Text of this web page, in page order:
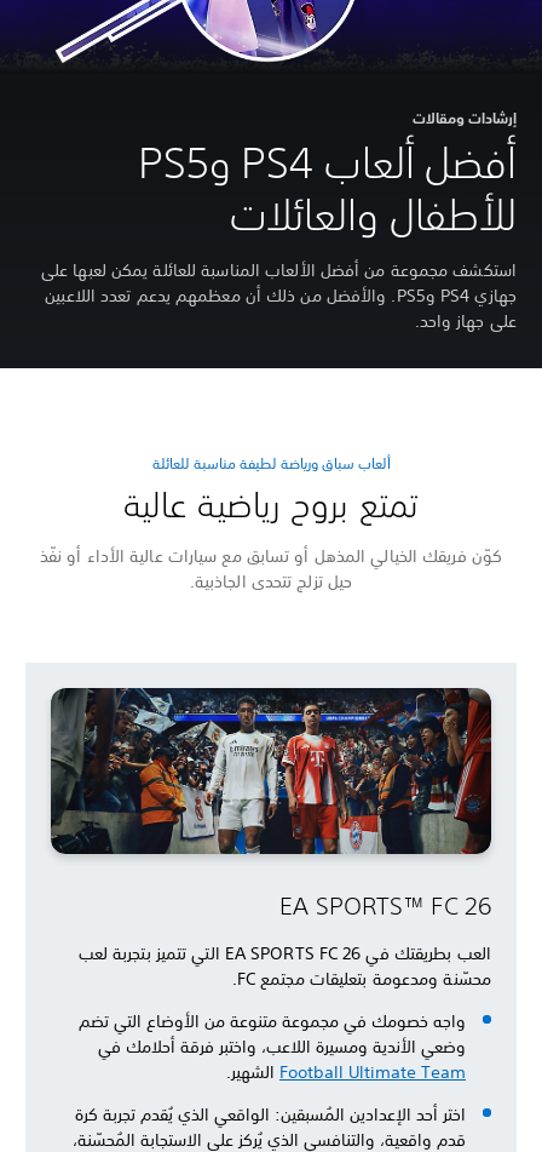
إرشادات ومقالات
أفضل ألعاب PS4 وPS5
للأطفال والعائلات
‏استكشف مجموعة من أفضل الألعاب المناسبة للعائلة يمكن لعبها على
جهازي PS4 وPS5. والأفضل من ذلك أن معظمهم يدعم تعدد اللاعبين
على جهاز واحد.
ألعاب سباق ورياضة لطيفة مناسبة للعائلة
تمتع بروح رياضية عالية
كوّن فريقك الخيالي المذهل أو تسابق مع سيارات عالية الأداء أو نفّذ
حيل تزلج تتحدى الجاذبية.
EA SPORTS™ FC 26
العب بطريقتك في EA SPORTS FC 26 التي تتميز بتجربة لعب
محسّنة ومدعومة بتعليقات مجتمع FC.
واجه خصومك في مجموعة متنوعة من الأوضاع التي تضم
وضعي الأندية ومسيرة اللاعب، واختبر فرقة أحلامك في
Football Ultimate Teamالشهير.
اختر أحد الإعدادين المُسبقين: الواقعي الذي يُقدم تجربة كرة
قدم واقعية، والتنافسي الذي يُركز على الاستجابة المُحسّنة،